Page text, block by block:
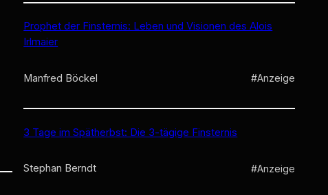
Prophet der Finsternis: Leben und Visionen des Alois
Irlmaier
Manfred Böckel #Anzeige
3 Tage im Spätherbst: Die 3-tägige Finsternis
Stephan Berndt #Anzeige